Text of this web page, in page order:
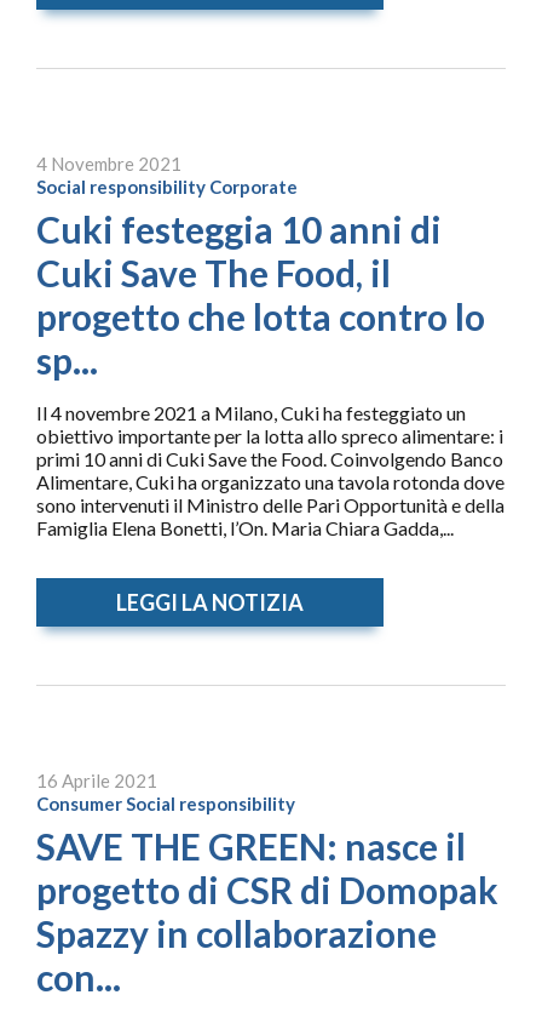
4 Novembre 2021
Social responsibility Corporate
Cuki festeggia 10 anni di
Cuki Save The Food, il
progetto che lotta contro lo
sp...
Il 4 novembre 2021 a Milano, Cuki ha festeggiato un
obiettivo importante per la lotta allo spreco alimentare: i
primi 10 anni di Cuki Save the Food. Coinvolgendo Banco
Alimentare, Cuki ha organizzato una tavola rotonda dove
sono intervenuti il Ministro delle Pari Opportunità e della
Famiglia Elena Bonetti, l’On. Maria Chiara Gadda,...
LEGGI LA NOTIZIA
16 Aprile 2021
ConsumerSocial responsibility
SAVE THE GREEN: nasce il
progetto di CSR di Domopak
Spazzy in collaborazione
con...